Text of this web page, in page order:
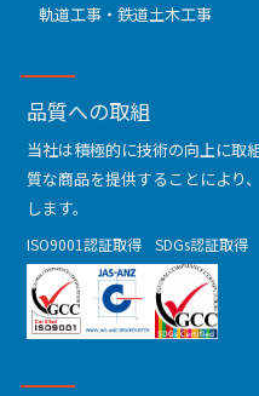
軌道工事
鉄道土木工事
品質への取組
当社は積極的に技術の向上に取
質な商品を提供することにより
します。
ISO9001認証取得 SDGs認証取得